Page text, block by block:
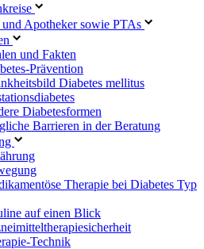
Apotheker sowie PTAs
und Fakten
Prävention
Diabetes mellitus
Diabetesformen
Barrieren in der Beratung
Therapie bei Diabetes Typ
auf einen Blick
Technik